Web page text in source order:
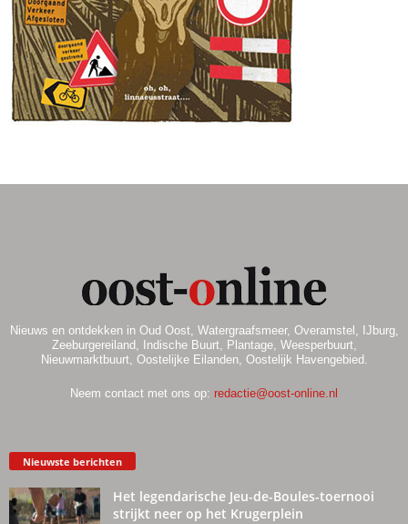
Nieuws en ontdekken in Oud Oost, Watergraafsmeer, Overamstel, IJburg,
Zeeburgereiland, Indische Buurt, Plantage, Weesperbuurt,
Nieuwmarktbuurt, Oostelijke Eilanden, Oostelijk Havengebied.
Neem contact met ons op: redactie@oost-online.nl
Nieuwste berichten
Het legendarische Jeu-de-Boules-toernooi
strijkt neer op het Krugerplein